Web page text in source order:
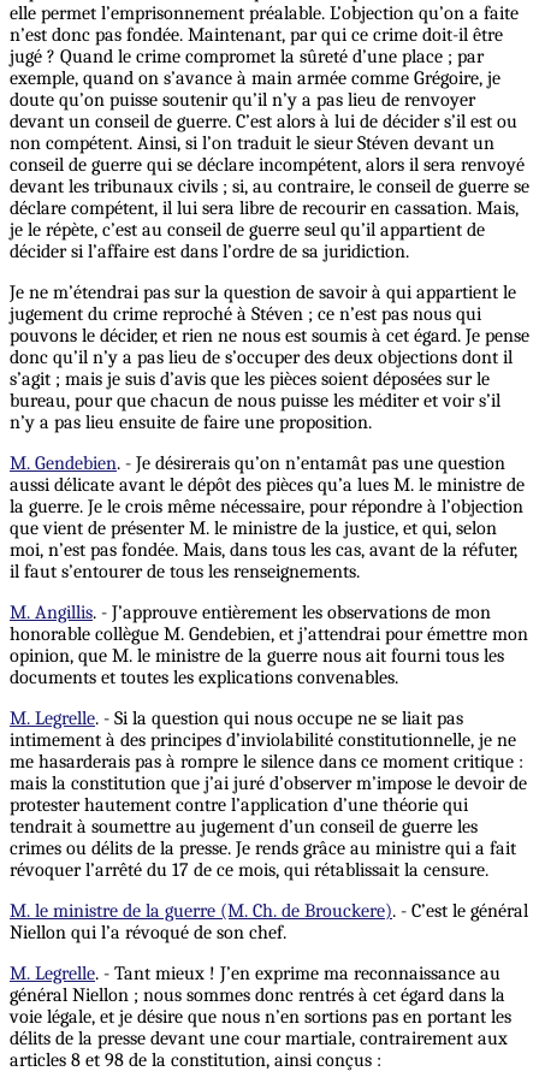
elle permet l’emprisonnement préalable. L’objection qu’on a faite
n’est donc pas fondée. Maintenant, par qui ce crime doit-il être
jugé ? Quand le crime compromet la sûreté d’une place ; par
exemple, quand on s’avance à main armée comme Grégoire, je
doute qu’on puisse soutenir qu’il n’y a pas lieu de renvoyer
devant un conseil de guerre. C’est alors à lui de décider s’il est ou
non compétent. Ainsi, si l’on traduit le sieur Stéven devant un
conseil de guerre qui se déclare incompétent, alors il sera renvoyé
devant les tribunaux civils ; si, au contraire, le conseil de guerre se
déclare compétent, il lui sera libre de recourir en cassation. Mais,
je le répète, c’est au conseil de guerre seul qu’il appartient de
décider si l’affaire est dans l’ordre de sa juridiction.
Je ne m’étendrai pas sur la question de savoir à qui appartient le
jugement du crime reproché à Stéven ; ce n’est pas nous qui
pouvons le décider, et rien ne nous est soumis à cet égard. Je pense
donc qu’il n’y a pas lieu de s’occuper des deux objections dont il
s’agit ; mais je suis d’avis que les pièces soient déposées sur le
bureau, pour que chacun de nous puisse les méditer et voir s’il
n’y a pas lieu ensuite de faire une proposition.
M. Gendebien. - Je désirerais qu’on n’entamât pas une question
aussi délicate avant le dépôt des pièces qu’a lues M. le ministre de
la guerre. Je le crois même nécessaire, pour répondre à l’objection
que vient de présenter M. le ministre de la justice, et qui, selon
moi, n’est pas fondée. Mais, dans tous les cas, avant de la réfuter,
il faut s’entourer de tous les renseignements.
M. Angillis. - J’approuve entièrement les observations de mon
honorable collègue M. Gendebien, et j’attendrai pour émettre mon
opinion, que M. le ministre de la guerre nous ait fourni tous les
documents et toutes les explications convenables.
M. Legrelle. - Si la question qui nous occupe ne se liait pas
intimement à des principes d’inviolabilité constitutionnelle, je ne
me hasarderais pas à rompre le silence dans ce moment critique :
mais la constitution que j’ai juré d’observer m’impose le devoir de
protester hautement contre l’application d’une théorie qui
tendrait à soumettre au jugement d’un conseil de guerre les
crimes ou délits de la presse. Je rends grâce au ministre qui a fait
révoquer l’arrêté du 17 de ce mois, qui rétablissait la censure.
M. le ministre de la guerre (M. Ch. de Brouckere). - C’est le général
Niellon qui l’a révoqué de son chef.
M. Legrelle. - Tant mieux ! J’en exprime ma reconnaissance au
général Niellon ; nous sommes donc rentrés à cet égard dans la
voie légale, et je désire que nous n’en sortions pas en portant les
délits de la presse devant une cour martiale, contrairement aux
articles 8 et 98 de la constitution, ainsi conçus :